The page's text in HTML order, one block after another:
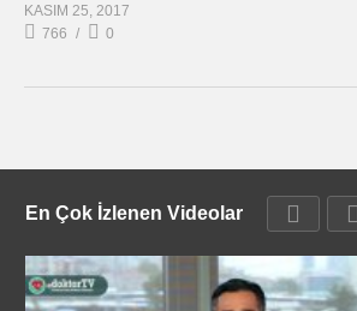
KASIM 25, 2017
766
0
En Çok İzlenen Videolar